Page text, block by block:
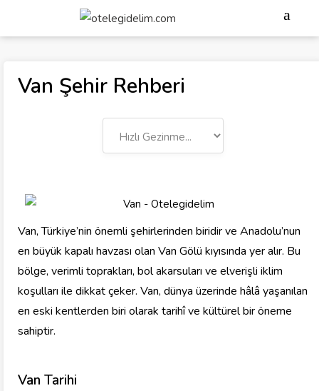
Van Şehir Rehberi
Van, Türkiye’nin önemli şehirlerinden biridir ve Anadolu’nun
en büyük kapalı havzası olan Van Gölü kıyısında yer alır. Bu
bölge, verimli toprakları, bol akarsuları ve elverişli iklim
koşulları ile dikkat çeker. Van, dünya üzerinde hâlâ yaşanılan
en eski kentlerden biri olarak tarihî ve kültürel bir öneme
sahiptir.
Van Tarihi